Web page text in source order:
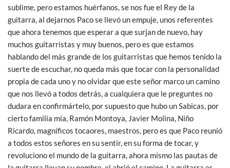
sublime, pero estamos huérfanos, se nos fue el Rey de la
guitarra, al dejarnos Paco se llevó un empuje, unos referentes
que ahora tenemos que esperar a que surjan de nuevo, hay
muchos guitarristas y muy buenos, pero es que estamos
hablando del más grande de los guitarristas que hemos tenido la
suerte de escuchar, no queda más que tocar con la personalidad
propia de cada uno y no olvidar que este señor marco un camino
que nos llevó a todos detrás, a cualquiera que le preguntes no
dudara en confirmártelo, por supuesto que hubo un Sabicas, por
cierto familia mía, Ramón Montoya, Javier Molina, Niño
Ricardo, magníficos tocaores, maestros, pero es que Paco reunió
a todos estos señores en su sentir, en su forma de tocar, y
revoluciono el mundo de la guitarra, ahora mismo las pautas de